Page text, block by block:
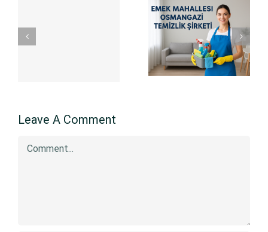
İNŞAAT
SONRA
TEMİZLİK
FİRMASI | ☎️
(0531) 911 34
Leave A Comment
Comment